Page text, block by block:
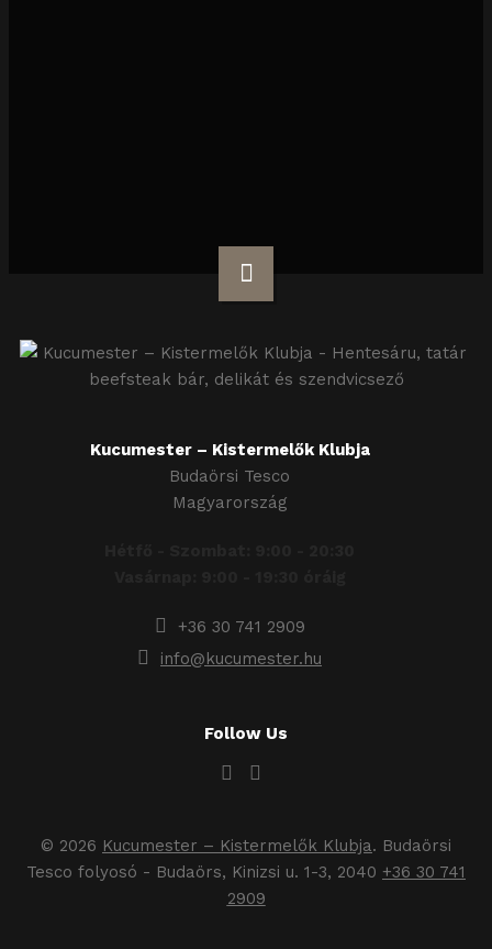
Kucumester – Kistermelők Klubja
Budaörsi Tesco
Magyarország
+36 30 741 2909
info@kucumester.hu
Follow Us
© 2026 Kucumester – Kistermelők Klubja. Budaörsi
Tesco folyosó - Budaörs, Kinizsi u. 1-3, 2040 +36 30 741
2909